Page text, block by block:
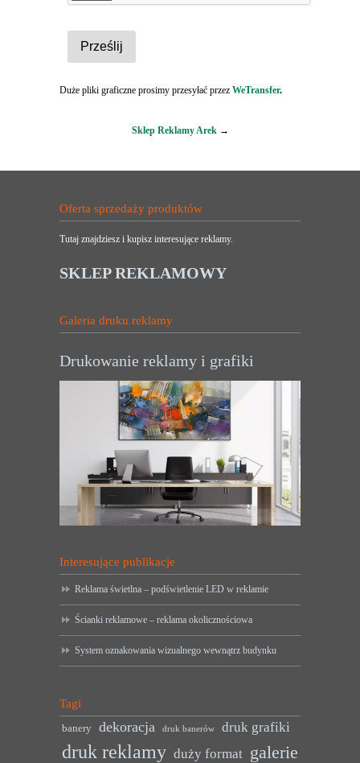
Duże pliki graficzne prosimy przesyłać przez WeTransfer.
Sklep Reklamy Arek →
Oferta sprzedaży produktów
Tutaj znajdziesz i kupisz interesujące reklamy.
SKLEP REKLAMOWY
Galeria druku reklamy
Drukowanie reklamy i grafiki
Interesujące publikacje
Reklama świetlna – podświetlenie LED w reklamie
Ścianki reklamowe – reklama okolicznościowa
System oznakowania wizualnego wewnątrz budynku
Tagi
banery dekoracja druk banerów druk grafiki
druk reklamy duży format galerie